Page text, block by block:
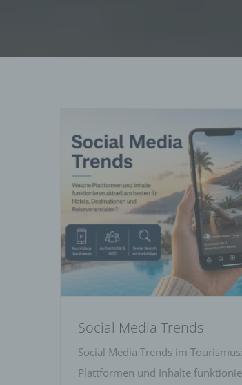
Social Media Trends
Social Media Trends
Social Media Trends im
Plattformen und Inhalte